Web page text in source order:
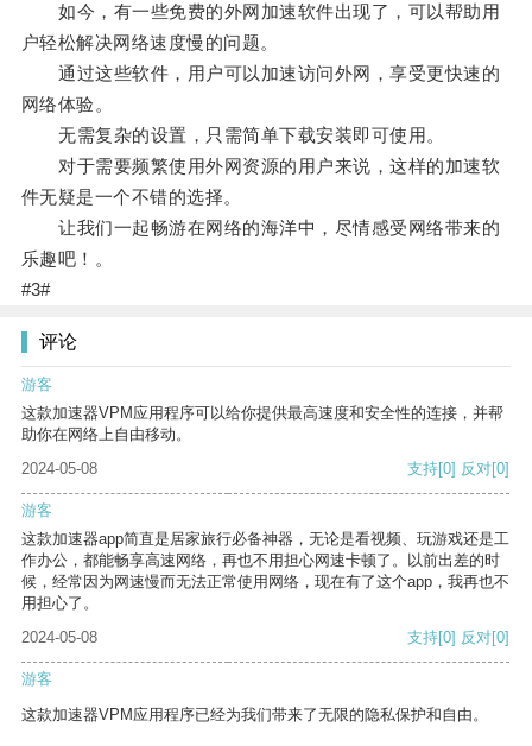
如今，有一些免费的外网加速软件出现了，可以帮助用
户轻松解决网络速度慢的问题。
通过这些软件，用户可以加速访问外网，享受更快速的
网络体验。
无需复杂的设置，只需简单下载安装即可使用。
对于需要频繁使用外网资源的用户来说，这样的加速软
件无疑是一个不错的选择。
让我们一起畅游在网络的海洋中，尽情感受网络带来的
乐趣吧！。
#3#
评论
游客
这款加速器VPM应用程序可以给你提供最高速度和安全性的连接，并帮
助你在网络上自由移动。
2024-05-08
支持[0] 反对[0]
游客
这款加速器app简直是居家旅行必备神器，无论是看视频、玩游戏还是工
作办公，都能畅享高速网络，再也不用担心网速卡顿了。以前出差的时
候，经常因为网速慢而无法正常使用网络，现在有了这个app，我再也不
用担心了。
2024-05-08
支持[0] 反对[0]
游客
这款加速器VPM应用程序已经为我们带来了无限的隐私保护和自由。